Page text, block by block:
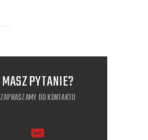
MASZ PYTANIE?
ZAPRASZAMY DO KONTAKTU